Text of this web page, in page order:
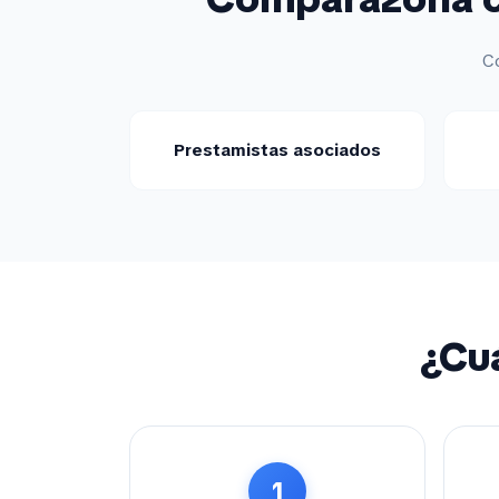
Prestamistas asociados
1